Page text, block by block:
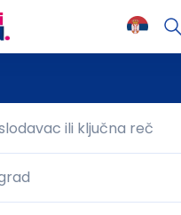
ili ključna reč
ili ključna reč